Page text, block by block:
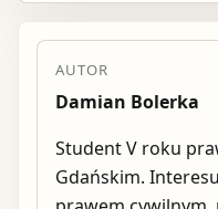
AUTOR
Damian Bolerka
Student V roku
Gdańskim.